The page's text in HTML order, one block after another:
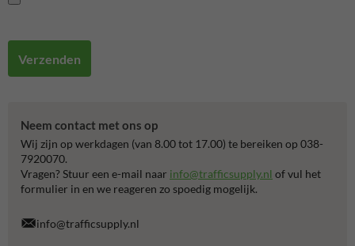
Verzenden
Neem contact met ons op
Wij zijn op werkdagen (van 8.00 tot 17.00) te bereiken op 038-
7920070.
Vragen? Stuur een e-mail naar info@trafficsupply.nl of vul het
formulier in en we reageren zo spoedig mogelijk.
info@trafficsupply.nl